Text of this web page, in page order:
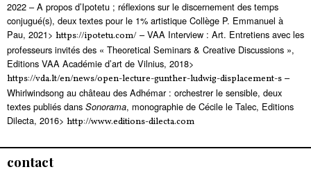
2022 – A propos d’Ipotetu ; réflexions sur le discernement des temps
conjugué(s), deux textes pour le 1% artistique Collège P. Emmanuel à
Pau, 2021> https://ipotetu.com/ – VAA Interview : Art. Entretiens avec les
professeurs invités des « Theoretical Seminars & Creative Discussions »,
Editions VAA Académie d’art de Vilnius, 2018>
https://vda.lt/en/news/open-lecture-gunther-ludwig-displacement-s –
Whirlwindsong au château des Adhémar : orchestrer le sensible, deux
textes publiés dans Sonorama, monographie de Cécile le Talec, Editions
Dilecta, 2016> http://www.editions-dilecta.com
contact